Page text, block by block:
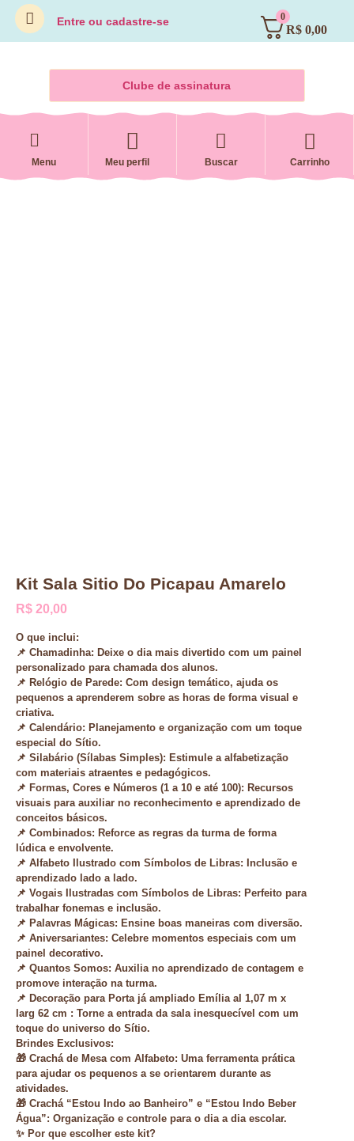
Entre oucadastre-se 0
R$0,00
Clube de assinatura
Menu Meu perfil Buscar Carrinho
Kit Sala Sitio Do Picapau Amarelo
R$ 20,00
O que inclui:
📌 Chamadinha: Deixe o dia mais divertido com um painel
personalizado para chamada dos alunos.
📌 Relógio de Parede: Com design temático, ajuda os
pequenos a aprenderem sobre as horas de forma visual e
criativa.
📌 Calendário: Planejamento e organização com um toque
especial do Sítio.
📌 Silabário (Sílabas Simples): Estimule a alfabetização
com materiais atraentes e pedagógicos.
📌 Formas, Cores e Números (1 a 10 e até 100): Recursos
visuais para auxiliar no reconhecimento e aprendizado de
conceitos básicos.
📌 Combinados: Reforce as regras da turma de forma
lúdica e envolvente.
📌 Alfabeto Ilustrado com Símbolos de Libras: Inclusão e
aprendizado lado a lado.
📌 Vogais Ilustradas com Símbolos de Libras: Perfeito para
trabalhar fonemas e inclusão.
📌 Palavras Mágicas: Ensine boas maneiras com diversão.
📌 Aniversariantes: Celebre momentos especiais com um
painel decorativo.
📌 Quantos Somos: Auxilia no aprendizado de contagem e
promove interação na turma.
📌 Decoração para Porta já ampliado Emília al 1,07 m x
larg 62 cm : Torne a entrada da sala inesquecível com um
toque do universo do Sítio.
Brindes Exclusivos:
🎁 Crachá de Mesa com Alfabeto: Uma ferramenta prática
para ajudar os pequenos a se orientarem durante as
atividades.
🎁 Crachá “Estou Indo ao Banheiro” e “Estou Indo Beber
Água”: Organização e controle para o dia a dia escolar.
✨ Por que escolher este kit?